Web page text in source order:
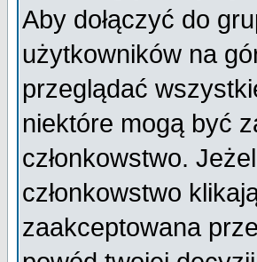
Aby dołączyć do
użytkowników na
przeglądać
niektóre mogą być
członkowstwo.
członkowstwo
zaakceptowana